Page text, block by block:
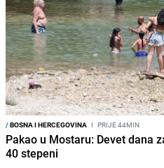
/BOSNA I HERCEGOVINA I PRIJE 44MIN
Pakao u Mostaru: Devet dana
40 stepeni